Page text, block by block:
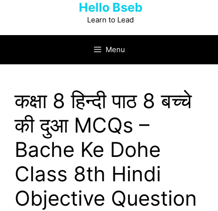
Hello Bseb
Learn to Lead
Menu
कक्षा 8 हिन्‍दी पाठ 8 बच्चे
की दुआ MCQs –
Bache Ke Dohe
Class 8th Hindi
Objective Question